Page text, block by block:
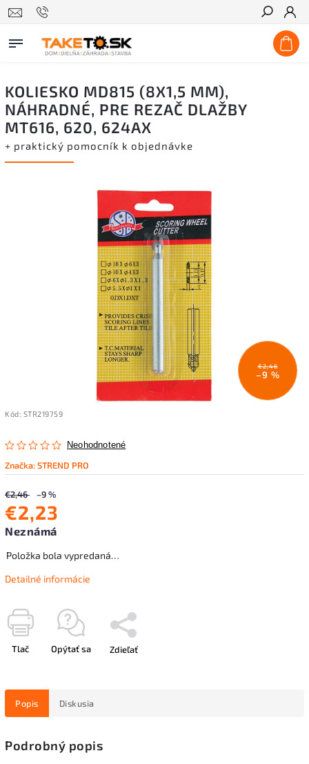
Hľadať
KOLIESKO MD815 (8X1,5 MM),
NÁHRADNÉ, PRE REZAČ DLAŽBY
MT616, 620, 624AX
+ praktický pomocník k objednávke
€2,46
–9 %
Kód: STR219759
Neohodnotené
Značka:STREND PRO
€2,46 –9 %
€2,23
Neznámá
Položka bola vypredaná…
Detailné informácie
Tlač Opýtať sa Zdieľať
Popis Diskusia
Podrobný popis